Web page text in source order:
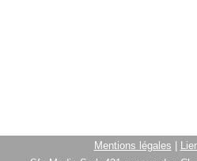
Mentions légales